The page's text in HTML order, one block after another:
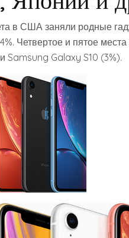
в США заняли родные
Четвертое и пятое
Samsung Galaxy S10 (3%).